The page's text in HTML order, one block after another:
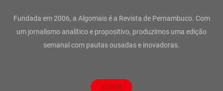
Fundada em 2006, a Algomais é a Revista de Pernambuco. Com
um jornalismo analítico e propositivo, produzimos uma edição
semanal com pautas ousadas e inovadoras.
ASSINE